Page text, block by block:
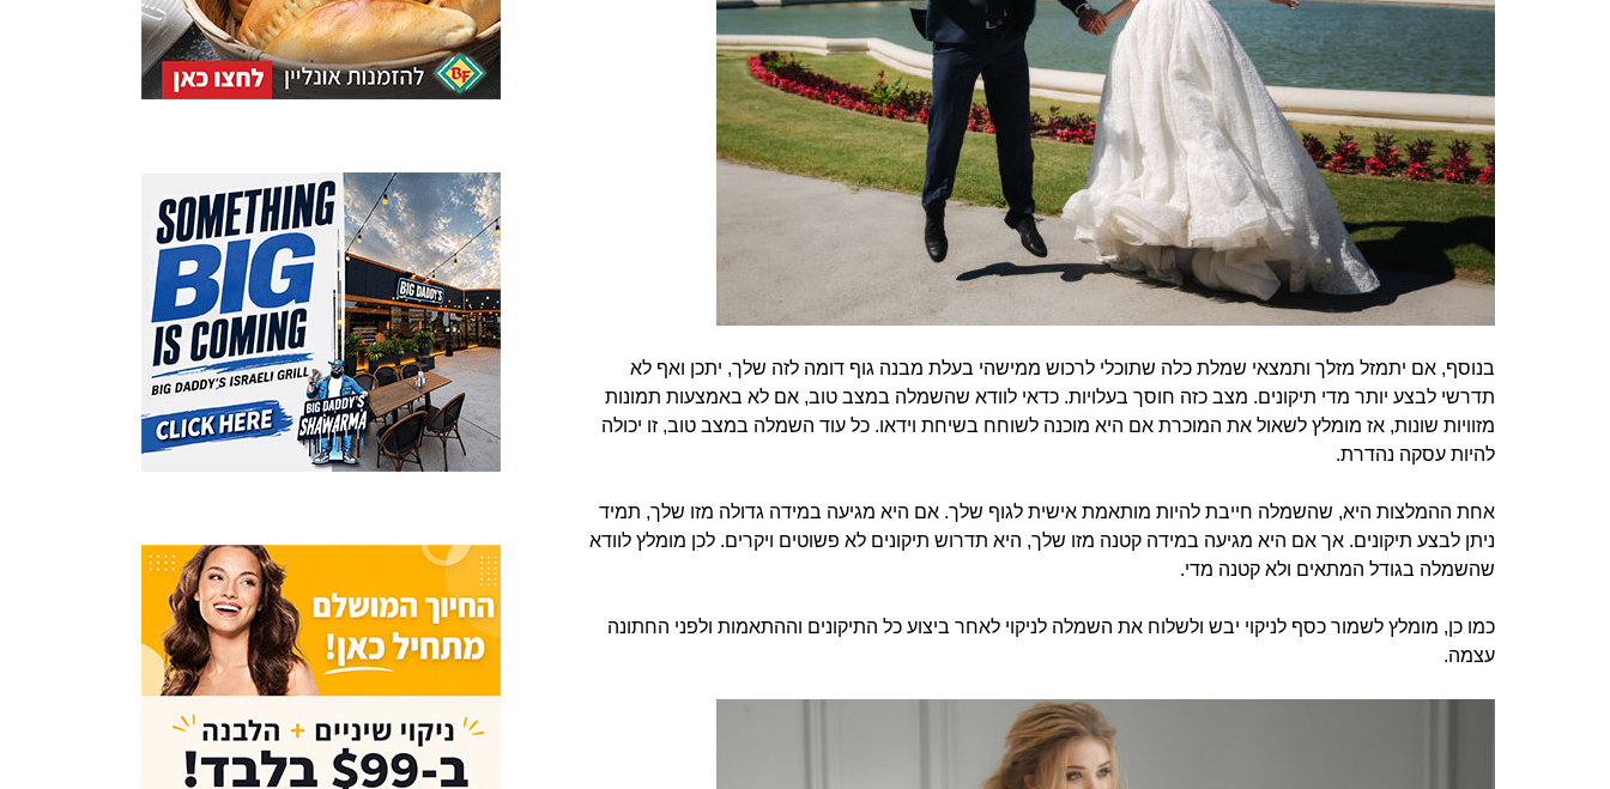
בנוסף, אם יתמזל מזלך ותמצאי שמלת כלה שתוכלי לרכוש ממישהי בעלת מבנה גוף דומה לזה שלך, יתכן ואף לא
תדרשי לבצע יותר מדי תיקונים. מצב כזה חוסך בעלויות. כדאי לוודא שהשמלה במצב טוב, אם לא באמצעות תמונות
מזוויות שונות, אז מומלץ לשאול את המוכרת אם היא מוכנה לשוחח בשיחת וידאו. כל עוד השמלה במצב טוב, זו יכולה
להיות עסקה נהדרת.
אחת ההמלצות היא, שהשמלה חייבת להיות מותאמת אישית לגוף שלך. אם היא מגיעה במידה גדולה מזו שלך, תמיד
ניתן לבצע תיקונים. אך אם היא מגיעה במידה קטנה מזו שלך, היא תדרוש תיקונים לא פשוטים ויקרים. לכן מומלץ לוודא
שהשמלה בגודל המתאים ולא קטנה מדי.
כמו כן, מומלץ לשמור כסף לניקוי יבש ולשלוח את השמלה לניקוי לאחר ביצוע כל התיקונים וההתאמות ולפני החתונה
עצמה.